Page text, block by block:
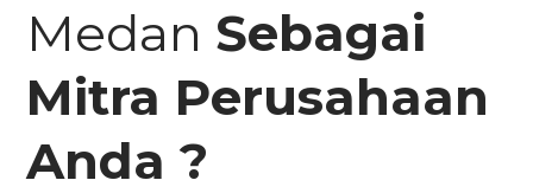
Medan Sebagai
Mitra Perusahaan
Anda ?